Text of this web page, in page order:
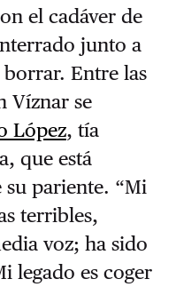
el cadáver de
junto a
Entre las
Víznar se
López, tía
que está
su pariente. “Mi
terribles,
voz; ha sido
legado es coger